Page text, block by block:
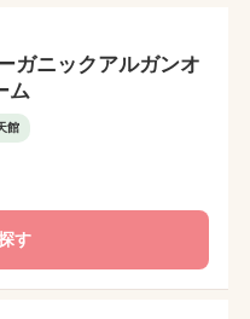
ガニックアルガンオ
ム
館
す